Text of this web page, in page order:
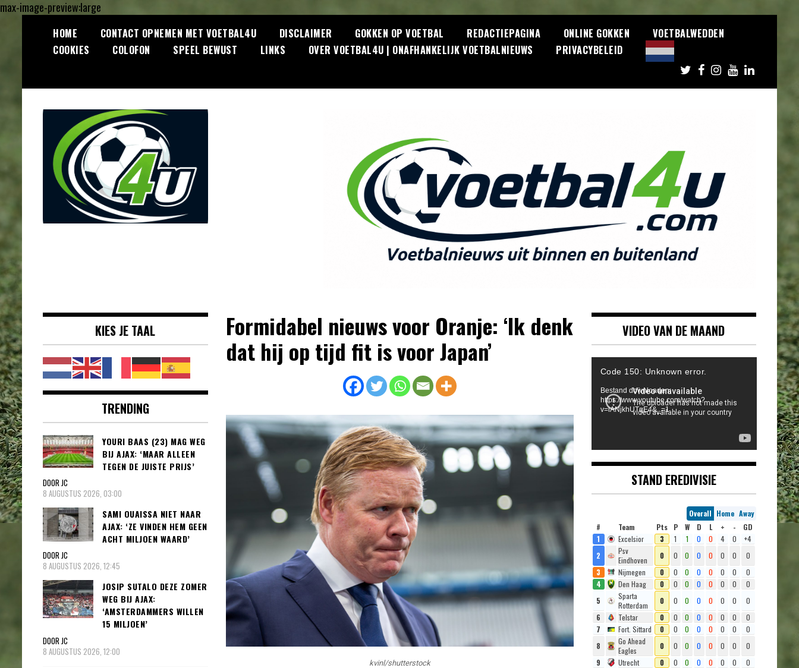
max-image-preview:large
HOME CONTACT OPNEMEN MET VOETBAL4U DISCLAIMER GOKKEN OP VOETBAL REDACTIEPAGINA ONLINE GOKKEN
VOETBALWEDDEN
COOKIES
COLOFON SPEEL BEWUST LINKS OVER VOETBAL4U | ONAFHANKELIJK VOETBALNIEUWS PRIVACYBELEID
Eredivisie &
Internationaal
voetbal |
Formidabel nieuws voor Oranje: ‘Ik denk
dat hij op tijd fit is voor Japan’
kvinl/shutterstock
KIES JE TAAL
TRENDING
YOURI BAAS (23) MAG WEG
BIJ AJAX: ‘MAAR ALLEEN
TEGEN DE JUISTE PRIJS’
DOOR JC
8 AUGUSTUS 2026, 03:00
SAMI OUAISSA NIET NAAR
AJAX: ‘ZE VINDEN HEM GEEN
ACHT MILJOEN WAARD’
DOOR JC
8 AUGUSTUS 2026, 12:45
JOSIP SUTALO DEZE ZOMER
WEG BIJ AJAX:
‘AMSTERDAMMERS WILLEN
15 MILJOEN’
DOOR JC
8 AUGUSTUS 2026, 12:00
VIDEO VAN DE MAAND
Code 150: Unknown error.
Bestand downloaden:
https://www.youtube.com/watch?
v=iANjkhUTqE4&_=1
STAND EREDIVISIE
Overall Home Away
#
Team Pts P W D L + -
GD
1
Excelsior 3 1 1 0 0 4 0
+4
2
Psv
Eindhoven
0 0 0 0 0 0 0
0
3
Nijmegen 0 0 0 0 0 0 0
0
4
Den Haag 0 0 0 0 0 0 0
0
5
Sparta
Rotterdam
0 0 0 0 0 0 0
0
6
Telstar 0 0 0 0 0 0 0
0
7
Fort. Sittard 0 0 0 0 0 0 0
0
8
Go Ahead
Eagles
0 0 0 0 0 0 0
0
9
Utrecht 0 0 0 0 0 0 0
0